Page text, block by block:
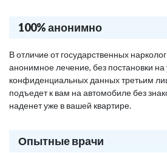
100% анонимно
В отличие от государственных
анонимное лечение, без постановки на
конфиденциальных данных третьим
подъедет к вам на автомобиле без
наденет уже в вашей квартире.
Опытные врачи